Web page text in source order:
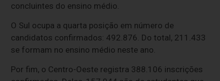
concluintes do ensino médio.
O Sul ocupa a quarta posição em número de
candidatos confirmados: 492.876. Do total, 211.433
se formam no ensino médio neste ano.
Por fim, o Centro-Oeste registra 388.106 inscrições